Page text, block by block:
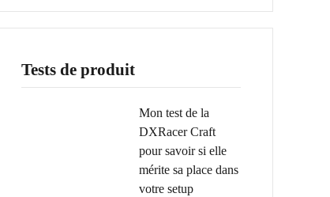
Tests de produit
Mon test de la
DXRacer Craft
pour savoir si elle
mérite sa place dans
votre setup